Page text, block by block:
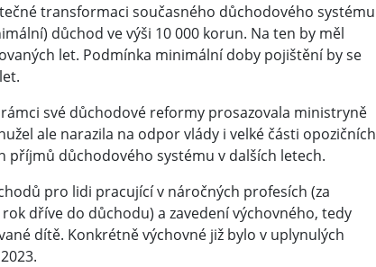
transformaci současného důchodového systému
důchod ve výši 10 000 korun. Na ten by měl
let. Podmínka minimální doby pojištění by se
své důchodové reformy prosazovala ministryně
ale narazila na odpor vlády i velké části opozičních
důchodového systému v dalších letech.
pro lidi pracující v náročných profesích (za
dříve do důchodu) a zavedení výchovného, tedy
dítě. Konkrétně výchovné již bylo v uplynulých